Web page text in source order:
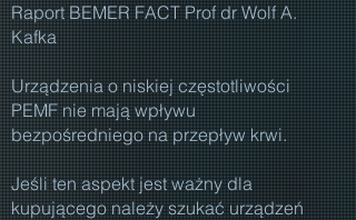
Raport BEMER FACT Prof dr Wolf A.
Kafka
Urządzenia o niskiej częstotliwości
PEMF nie mają wpływu
bezpośredniego na przepływ krwi.
Jeśli ten aspekt jest ważny dla
kupującego należy szukać urządzeń